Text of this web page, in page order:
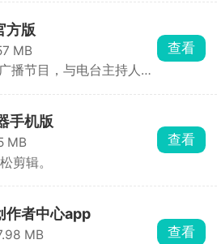
方版
MB
播节目，与电台主持人互
查看
手机版
MB
剪辑。
查看
作者中心app
MB
查看